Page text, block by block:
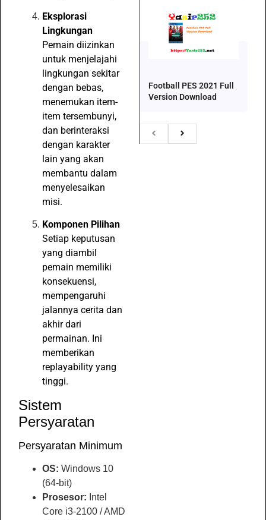
Eksplorasi
Lingkungan
Pemain diizinkan
untuk menjelajahi
lingkungan sekitar
dengan bebas,
menemukan item-
item tersembunyi,
dan berinteraksi
dengan karakter
lain yang akan
membantu dalam
menyelesaikan
misi.
Komponen Pilihan
Setiap keputusan
yang diambil
pemain memiliki
konsekuensi,
mempengaruhi
jalannya cerita dan
akhir dari
permainan. Ini
memberikan
replayability yang
tinggi.
Sistem
Persyaratan
Persyaratan Minimum
OS: Windows 10
(64-bit)
Prosesor: Intel
Core i3-2100 / AMD
Football PES 2021 Full
Version Download